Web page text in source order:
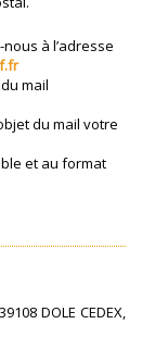
à l’adresse
mail
du mail votre
et au format
DOLE CEDEX,